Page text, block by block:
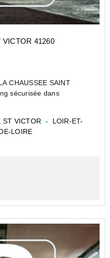
VICTOR 41260
CHAUSSEE SAINT
sécurisée dans
d'honoraires à
ST VICTOR
LOIR-ET-
LOIRE